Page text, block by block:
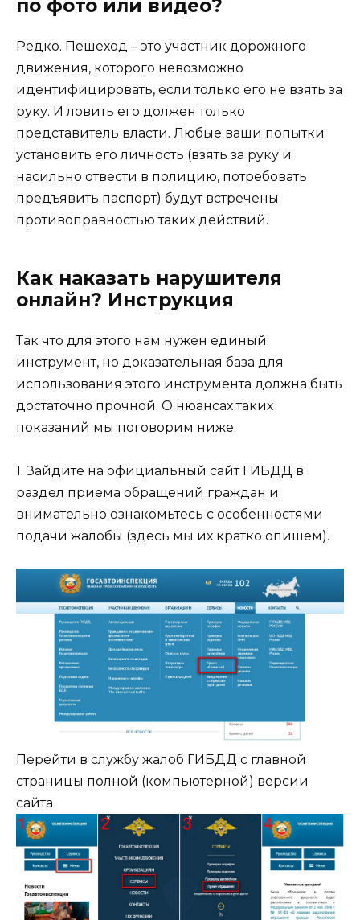
по фото или видео?
Редко. Пешеход – это участник дорожного
движения, которого невозможно
идентифицировать, если только его не взять за
руку. И ловить его должен только
представитель власти. Любые ваши попытки
установить его личность (взять за руку и
насильно отвести в полицию, потребовать
предъявить паспорт) будут встречены
противоправностью таких действий.
Как наказать нарушителя
онлайн? Инструкция
Так что для этого нам нужен единый
инструмент, но доказательная база для
использования этого инструмента должна быть
достаточно прочной. О нюансах таких
показаний мы поговорим ниже.
1. Зайдите на официальный сайт ГИБДД в
раздел приема обращений граждан и
внимательно ознакомьтесь с особенностями
подачи жалобы (здесь мы их кратко опишем).
Перейти в службу жалоб ГИБДД с главной
страницы полной (компьютерной) версии
сайта